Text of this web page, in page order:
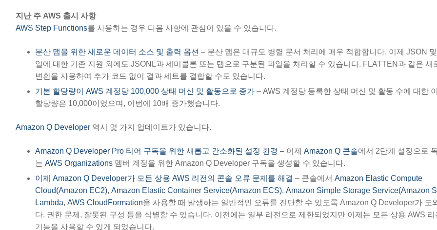
지난 주 AWS 출시 사항
AWS Step Functions를 사용하는 경우 다음 사항에 관심이 있을 수 있습니다.
분산 맵을 위한 새로운 데이터 소스 및 출력 옵션 – 분산 맵은 대규모 병렬 문서 처리에 매우 적합합니다. 이제 JSON
일에 대한 기존 지원 외에도 JSONL과 세미콜론 또는 탭으로 구분된 파일을 처리할 수 있습니다. FLATTEN과 같은 새
변환을 사용하여 추가 코드 없이 결과 세트를 결합할 수도 있습니다.
기본 할당량이 AWS 계정당 100,000 상태 머신 및 활동으로 증가 – AWS 계정당 등록한 상태 머신 및 활동 수에 대한
할당량은 10,000이었으며, 이번에 10배 증가했습니다.
Amazon Q Developer 역시 몇 가지 업데이트가 있습니다.
Amazon Q Developer Pro 티어 구독을 위한 새롭고 간소화된 설정 환경 – 이제 Amazon Q 콘솔에서 2단계 설정으로
는 AWS Organizations 멤버 계정을 위한 Amazon Q Developer 구독을 생성할 수 있습니다.
이제 Amazon Q Developer가 모든 상용 AWS 리전의 콘솔 오류 문제를 해결 – 콘솔에서 Amazon Elastic Compute
Cloud(Amazon EC2), Amazon Elastic Container Service(Amazon ECS), Amazon Simple Storage Service(Amazon
Lambda, AWS CloudFormation을 사용할 때 발생하는 일반적인 오류를 진단할 수 있도록 Amazon Q Developer가 도
다. 권한 문제, 잘못된 구성 등을 식별할 수 있습니다. 이전에는 일부 리전으로 제한되었지만 이제는 모든 상용 AWS
기능을 사용할 수 있게 되었습니다.